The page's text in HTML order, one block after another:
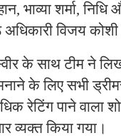
भाव्या शर्मा,
विजय
के साथ टीम ने
के लिए सभी
रेटिंग पाने वाला
व्यक्त किया गया।